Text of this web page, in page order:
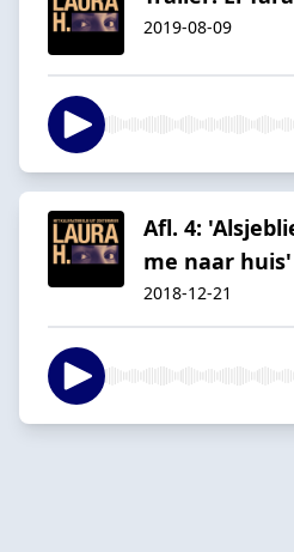
2019-08-09
Afl. 4:
me naar huis'
2018-12-21